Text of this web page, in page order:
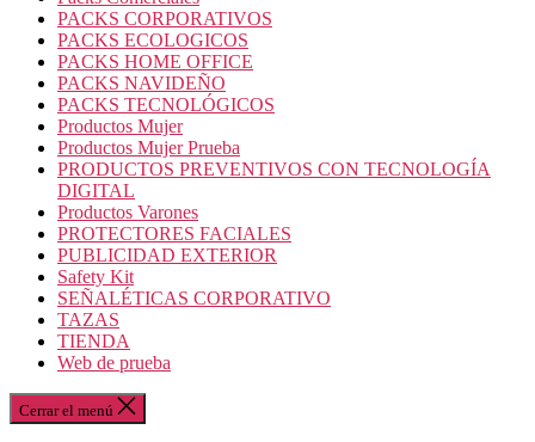
PACKS CORPORATIVOS
PACKS ECOLOGICOS
PACKS HOME OFFICE
PACKS NAVIDEÑO
PACKS TECNOLÓGICOS
Productos Mujer
Productos Mujer Prueba
PRODUCTOS PREVENTIVOS CON TECNOLOGÍA
DIGITAL
Productos Varones
PROTECTORES FACIALES
PUBLICIDAD EXTERIOR
Safety Kit
SEÑALÉTICAS CORPORATIVO
TAZAS
TIENDA
Web de prueba
Cerrar el menú